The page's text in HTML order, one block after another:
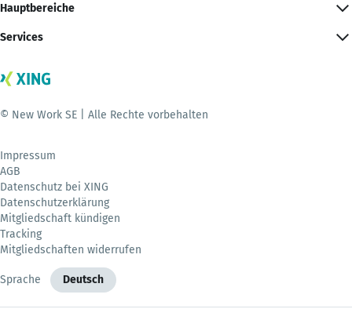
Hauptbereiche
Services
© New Work SE | Alle Rechte vorbehalten
Impressum
AGB
Datenschutz bei XING
Datenschutzerklärung
Mitgliedschaft kündigen
Tracking
Mitgliedschaften widerrufen
Sprache Deutsch